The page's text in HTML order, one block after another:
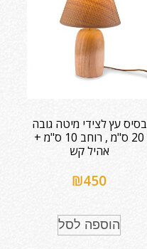
בסיס עץ לצידי מיטה גובה
20 ס"מ , רוחב 10 ס"מ +
אהיל קש
₪450
הוספה לסל